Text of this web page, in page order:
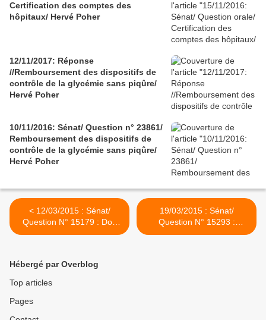
Certification des comptes des
hôpitaux/ Hervé Poher
12/11/2017: Réponse
//Remboursement des dispositifs de
contrôle de la glycémie sans piqûre/
Hervé Poher
10/11/2016: Sénat/ Question n° 23861/
Remboursement des dispositifs de
contrôle de la glycémie sans piqûre/
Hervé Poher
< 12/03/2015 : Sénat/
Question N° 15179 : Don
de jours de repos à un
Poher
19/03/2015 : Sénat/
Question N° 15293 :
Pathologies
Hébergé par Overblog
Top articles
Pages